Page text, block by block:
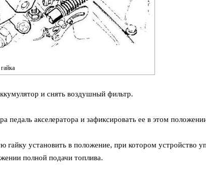
и снять воздушный фильтр.
педаль акселератора и зафиксировать ее в этом
гайку установить в положение, при котором устройство
полной подачи топлива.